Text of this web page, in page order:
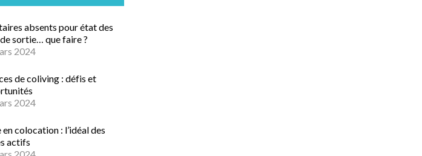
absents pour état des
sortie… que faire ?
2024
de coliving : défis et
2024
colocation : l’idéal des
actifs